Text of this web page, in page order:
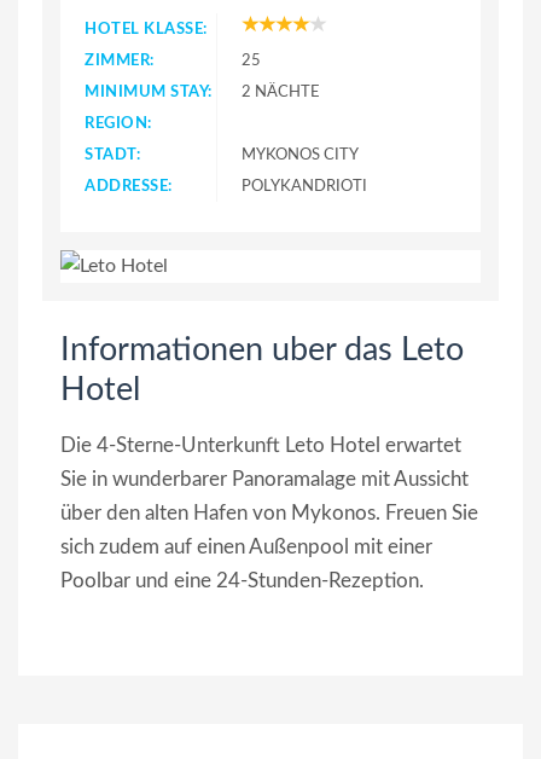
HOTEL KLASSE:
ZIMMER:
25
MINIMUM STAY:
2 NÄCHTE
REGION:
STADT:
MYKONOS CITY
ADDRESSE:
POLYKANDRIOTI
Informationen uber das Leto
Hotel
Die 4-Sterne-Unterkunft Leto Hotel erwartet
Sie in wunderbarer Panoramalage mit Aussicht
über den alten Hafen von Mykonos. Freuen Sie
sich zudem auf einen Außenpool mit einer
Poolbar und eine 24-Stunden-Rezeption.